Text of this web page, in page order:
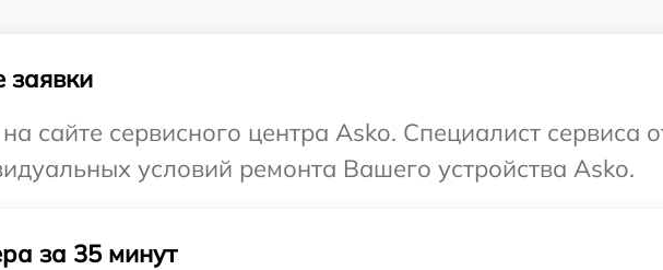
сайте сервисного центра Asko. Специалист сервиса
условий ремонта Вашего устройства Asko.
за 35 минут